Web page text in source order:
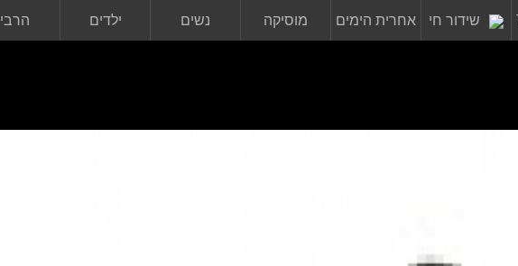
שידור חי אחרית הימים מוסיקה נשים ילדים הרבי